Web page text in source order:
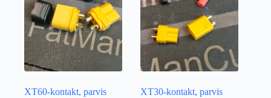
XT60-kontakt, parvis
XT30-kontakt, parvis